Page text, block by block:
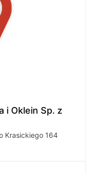
i Oklein Sp. z
Krasickiego 164